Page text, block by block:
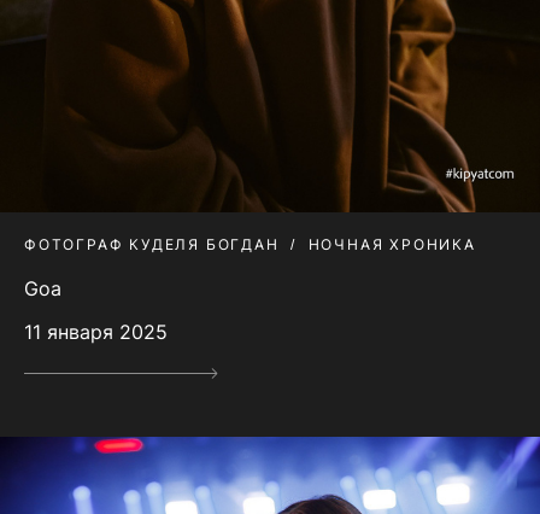
ФОТОГРАФ КУДЕЛЯ БОГДАН НОЧНАЯ ХРОНИКА
Goa
11 января 2025